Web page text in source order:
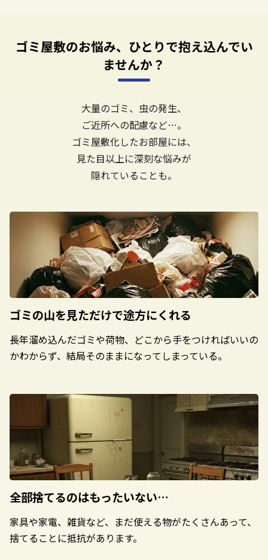
ゴミ屋敷のお悩み、ひとりで抱え込んでい
ませんか？
大量のゴミ、虫の発生、
ご近所への配慮など…。
ゴミ屋敷化したお部屋には、
見た目以上に深刻な悩みが
隠れていることも。
ゴミの山を見ただけで途方にくれる
長年溜め込んだゴミや荷物、どこから手をつければいいの
かわからず、結局そのままになってしまっている。
全部捨てるのはもったいない…
家具や家電、雑貨など、まだ使える物がたくさんあって、
捨てることに抵抗があります。